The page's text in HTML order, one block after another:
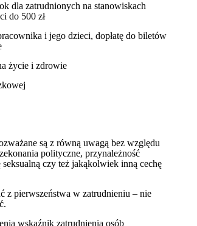
dla zatrudnionych na stanowiskach
do 500 zł
i jego dzieci, dopłatę do biletów
życie i zdrowie
są z równą uwagą bez względu
polityczne, przynależność
czy też jakąkolwiek inną cechę
z pierwszeństwa w zatrudnieniu – nie
wskaźnik zatrudnienia osób